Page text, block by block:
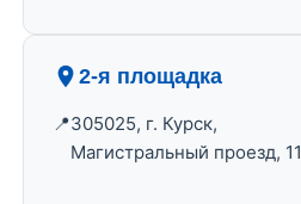
2-я площадка
305025, г. Курск,
Магистральный проезд, 11